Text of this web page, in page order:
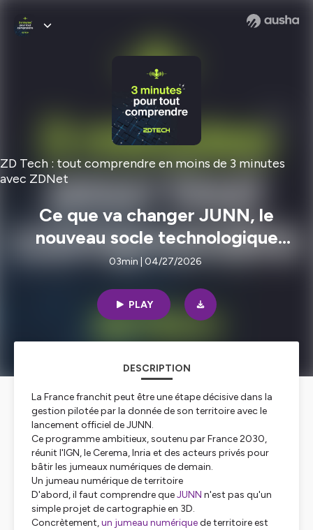
ZD Tech : tout comprendre en moins de 3 minutes
avec ZDNet
Ce que va changer JUNN, le
nouveau socle technologique
français pour piloter nos villes et
03min | 04/27/2026
PLAY
DESCRIPTION
La France franchit peut être une étape décisive dans la
gestion pilotée par la donnée de son territoire avec le
lancement officiel de JUNN.
Ce programme ambitieux, soutenu par France 2030,
réunit l'IGN, le Cerema, Inria et des acteurs privés pour
bâtir les jumeaux numériques de demain.
Un jumeau numérique de territoire
D'abord, il faut comprendre queJUNN n'est pas qu'un
simple projet de cartographie en 3D.
Concrètement,un jumeau numériquede territoire est